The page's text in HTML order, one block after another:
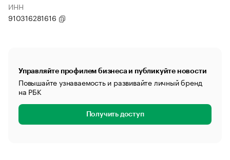
ИНН
910316281616
Управляйте профилем бизнеса и публикуйте новости
Повышайте узнаваемость и развивайте личный бренд
на РБК
Получить доступ